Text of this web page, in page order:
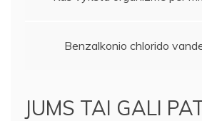
Benzalkonio chlorido
JUMS TAI GALI